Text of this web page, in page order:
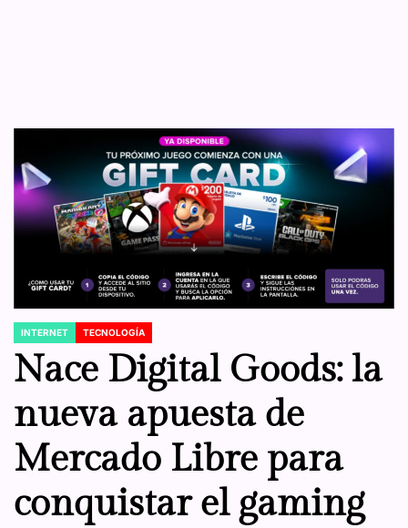
POSTED
IN
INTERNET TECNOLOGÍA
Nace Digital Goods: la
nueva apuesta de
Mercado Libre para
conquistar el gaming